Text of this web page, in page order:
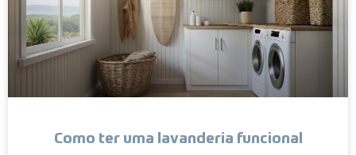
Como ter uma lavanderia funcional